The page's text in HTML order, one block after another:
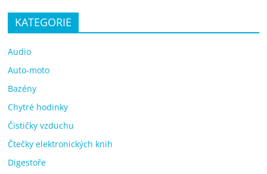
KATEGORIE
Audio
Auto-moto
Bazény
Chytré hodinky
Čističky vzduchu
Čtečky elektronických knih
Digestoře